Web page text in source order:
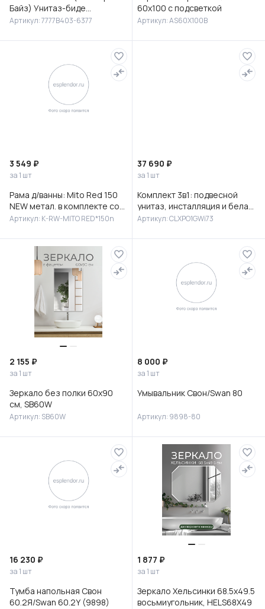
Байз) Унитаз-биде
подвесной, 7777B403-6377
Артикул: 7777B403-6377
60х100 с подсветкой
Артикул: AS60X100B
3 549 ₽
за 1 шт
Рама д/ванны: Mito Red 150
NEW метал. в комплекте со
сборочным пакетом, Сорт1
Артикул: K-RW-MITO RED*150n
37 690 ₽
за 1 шт
Комплект 3в1: подвесной
унитаз, инсталляция и белая
клавиша смыва, Клауд Икс
Артикул: CLXPO1GWi73
2 155 ₽
за 1 шт
Зеркало без полки 60х90
см, SB60W
Артикул: SB60W
8 000 ₽
за 1 шт
Умывальник Свон/Swan 80
Артикул: 9898-80
16 230 ₽
за 1 шт
Тумба напольная Свон
60.2Я/Swan 60.2Y (9898)
1 877 ₽
за 1 шт
Зеркало Хельсинки 68.5х49.5
восьмиугольник, HELS68X49